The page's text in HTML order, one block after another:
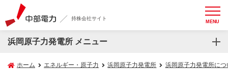
持株会社サイト MENU
浜岡原子力発電所 メニュー
ホーム エネルギー・原子力 浜岡原子力発電所 浜岡原子力発電所につ